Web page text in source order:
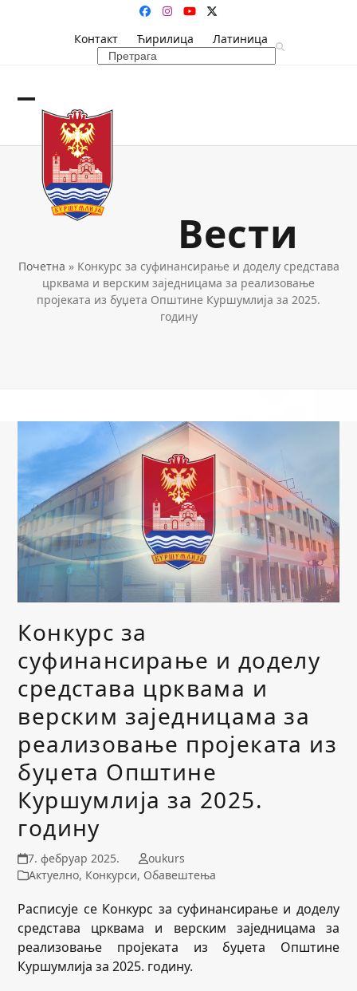
Facebook
Instagram
YouTubeTwitter
Контакт
Ћирилица
Латиница
Search
Open
mobile
menu
Close
mobile
menu
Вести
Почетна » Конкурс за суфинансирање и доделу средстава
црквама и верским заједницама за реализовање
пројеката из буџета Општине Куршумлија за 2025.
годину
Конкурс за
суфинансирање и доделу
средстава црквама и
верским заједницама за
реализовање пројеката из
буџета Општине
Куршумлија за 2025.
годину
7. фебруар 2025.
oukurs
Актуелно, Конкурси, Обавештења
Расписује се Конкурс за суфинансирање и доделу
средстава црквама и верским заједницама за
реализовање пројеката из буџета Општине
Куршумлија за 2025. годину.